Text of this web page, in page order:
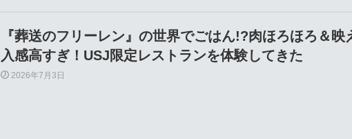
『葬送のフリーレン』の世界でごはん!?肉ほろほろ＆
入感高すぎ！USJ限定レストランを体験してきた
2026年7月3日